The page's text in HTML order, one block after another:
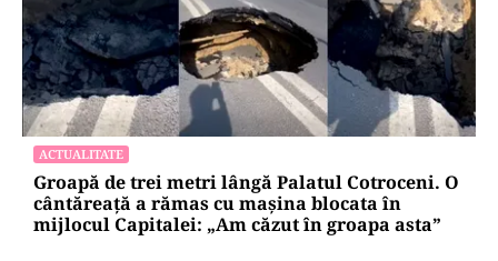
ACTUALITATE
Groapă de trei metri lângă Palatul Cotroceni. O
cântăreață a rămas cu mașina blocata în
mijlocul Capitalei: „Am căzut în groapa asta”